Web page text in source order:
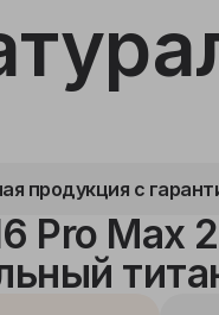
продукция с
Pro Max